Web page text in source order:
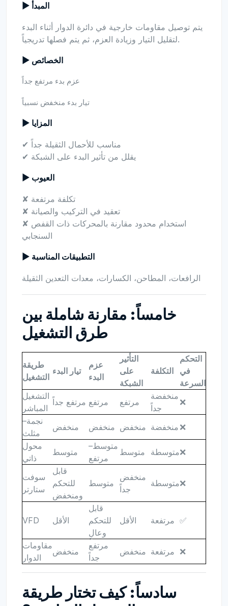
▶ المبدأ
يتم توصيل مقاومات خارجية في دائرة الدوار أثناء البدء
لتقليل التيار وزيادة العزم، ثم يتم فصلها تدريجياً.
▶ الخصائص
عزم بدء مرتفع جداً
تيار بدء منخفض نسبياً
▶ المزايا
✔ مناسب للأحمال الثقيلة جداً
✔ يقلل من تأثير البدء على الشبكة
▶ العيوب
✘ تكلفة مرتفعة
✘ تعقيد في التركيب والصيانة
✘ استخدام محدود مقارنة بالمحركات ذات القفص
السنجابي
▶ التطبيقات المناسبة
الرافعات، المطاحن، الكسارات، معدات التعدين الثقيلة
خامساً: مقارنة شاملة بين
طرق التشغيل
طريقة
التشغيل
تيار البدء
عزم
البدء
التأثير
على
الشبكة
التكلفة
التحكم
في
السرعة
التشغيل
المباشر
مرتفع جداً مرتفع مرتفع
منخفضة
جداً
❌
نجمة–
مثلث
منخفض منخفض منخفض منخفضة ❌
محول
ذاتي
متوسط
متوسط–
مرتفع
متوسط متوسطة❌
سوفت
ستارتر
قابل
للتحكم
ومنخفض
متوسط
منخفض
جداً
متوسطة❌
VFD الأقل
قابل
للتحكم
وعالٍ
الأقل مرتفعة ✅
مقاومات
الدوار
منخفض
مرتفع
جداً
منخفض مرتفعة ❌
سادساً: كيف تختار طريقة